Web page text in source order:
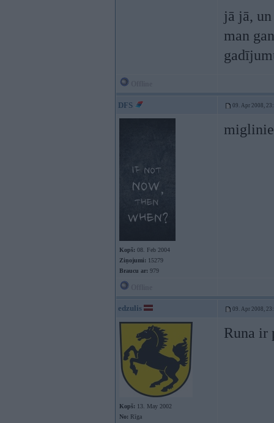
jā jā,
man
DFS 09. Apr 2008,
Kopš: 08. Feb 2004
Ziņojumi: 15279
Braucu ar: 979
edzulis 09. Apr 2008,
Kopš: 13. May 2002
No: Rīga
Runa ir